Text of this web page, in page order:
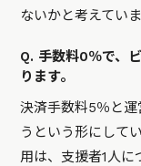
ないかと考えていま
Q. 手数料0％で、
ります。
決済手数料5％と
うという形にして
用は、支援者1人